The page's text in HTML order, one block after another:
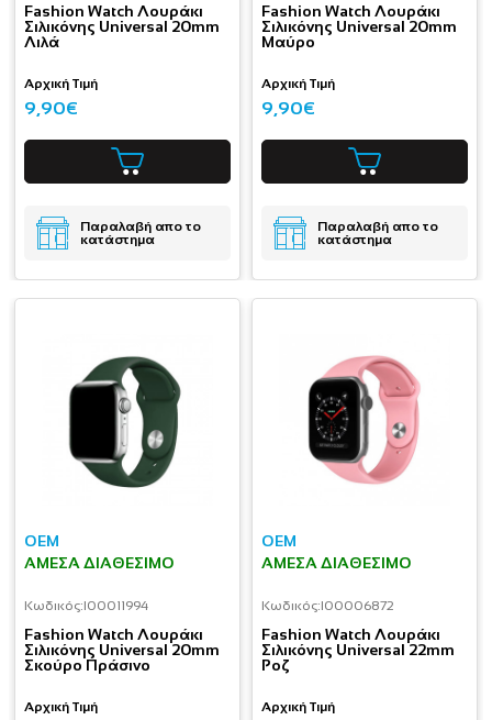
Fashion Watch Λουράκι
Σιλικόνης Universal 20mm
Λιλά
Αρχική Τιμή
9,90€
Παραλαβή απο το
κατάστημα
Fashion Watch Λουράκι
Σιλικόνης Universal 20mm
Μαύρο
Αρχική Τιμή
9,90€
Παραλαβή απο το
κατάστημα
OEM
ΆΜΕΣΑ ΔΙΑΘΈΣΙΜΟ
Κωδικός:I00011994
Fashion Watch Λουράκι
Σιλικόνης Universal 20mm
Σκούρο Πράσινο
Αρχική Τιμή
OEM
ΆΜΕΣΑ ΔΙΑΘΈΣΙΜΟ
Κωδικός:I00006872
Fashion Watch Λουράκι
Σιλικόνης Universal 22mm
Ροζ
Αρχική Τιμή